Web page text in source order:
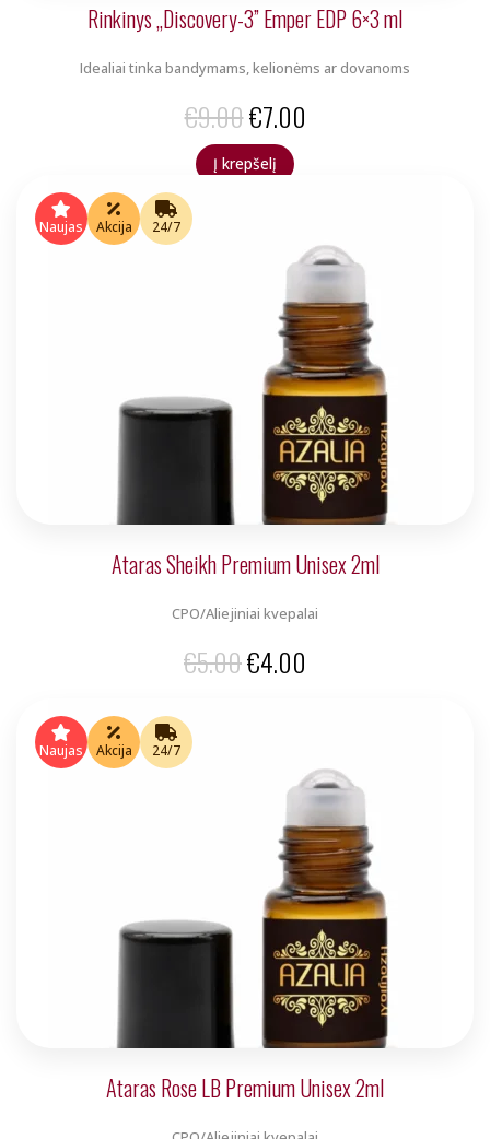
Rinkinys „Discovery-3” Emper EDP 6×3 ml
Idealiai tinka bandymams, kelionėms ar dovanoms
€9.00Original
price
€7.00
Į krepšelį
Naujas Akcija 24/7
Ataras Sheikh Premium Unisex 2ml
CPO/Aliejiniai kvepalai
€5.00Original
€5.00.
€4.00
€4.00.
Naujas Akcija 24/7
Ataras Rose LB Premium Unisex 2ml